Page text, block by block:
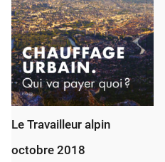
Le Travailleur alpin
octobre 2018